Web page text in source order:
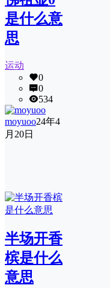
是什么意
思
运动
0
0
534
moyuoo24年4
月20日
半场开香
槟是什么
意思